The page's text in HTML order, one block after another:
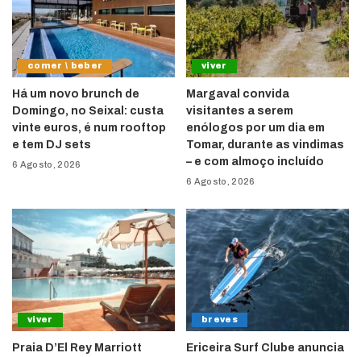
comer \ beber
Há um novo brunch de
Domingo, no Seixal: custa
vinte euros, é num rooftop
e tem DJ sets
6 Agosto, 2026
viver
Margaval convida
visitantes a serem
enólogos por um dia em
Tomar, durante as vindimas
– e com almoço incluído
6 Agosto, 2026
viver
Praia D’El Rey Marriott
breves
Ericeira Surf Clube anuncia